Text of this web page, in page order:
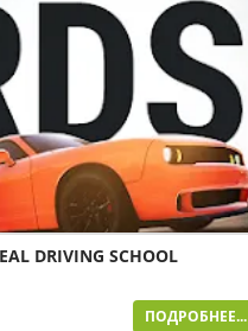
DRIVING SCHOOL
ПОДРОБНЕЕ...